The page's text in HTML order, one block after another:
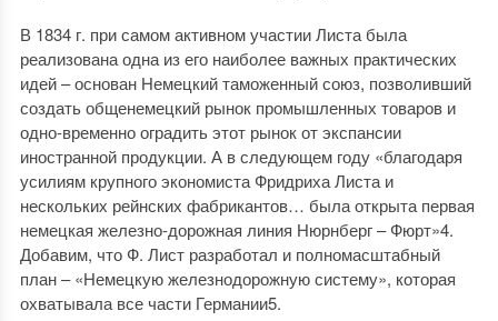
В 1834 г. при самом активном участии Листа была
реализована одна из его наиболее важных практических
идей – основан Немецкий таможенный союз, позволивший
создать общенемецкий рынок промышленных товаров и
одно-временно оградить этот рынок от экспансии
иностранной продукции. А в следующем году «благодаря
усилиям крупного экономиста Фридриха Листа и
нескольких рейнских фабрикантов… была открыта первая
немецкая железно-дорожная линия Нюрнберг – Фюрт»4.
Добавим, что Ф. Лист разработал и полномасштабный
план – «Немецкую железнодорожную систему», которая
охватывала все части Германии5.